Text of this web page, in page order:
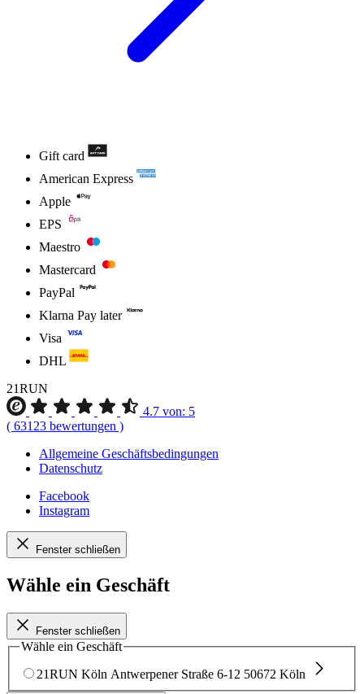
Gift card
American Express
Apple
EPS
Maestro
Mastercard
PayPal
Klarna Pay later
Visa
DHL
21RUN
4.7 von: 5
( 63123 bewertungen )
Allgemeine Geschäftsbedingungen
Datenschutz
Facebook
Instagram
Fenster schließen
Wähle ein Geschäft
Fenster schließen
Wähle ein Geschäft
21RUN Köln Antwerpener Straße 6-12 50672 Köln